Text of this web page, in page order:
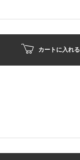
カートに入れる